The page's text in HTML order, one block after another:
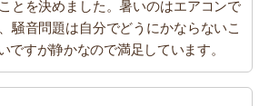
とを決めました。暑いのはエアコンで
騒音問題は自分でどうにかならないこ
ですが静かなので満足しています。